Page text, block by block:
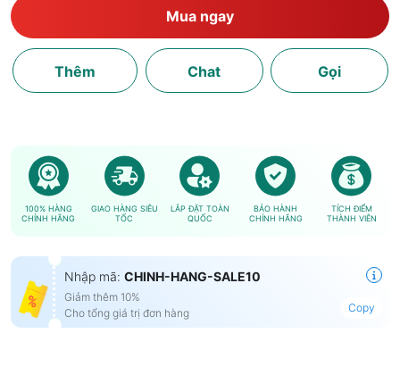
Mua ngay
Thêm Chat Gọi
100% HÀNG
CHÍNH HÃNG
GIAO HÀNG SIÊU
TỐC
LẮP ĐẶT TOÀN
QUỐC
BẢO HÀNH
CHÍNH HÃNG
TÍCH ĐIỂM
THÀNH VIÊN
Nhập mã: CHINH-HANG-SALE10
Giảm thêm 10%
Cho tổng giá trị đơn hàng
Copy